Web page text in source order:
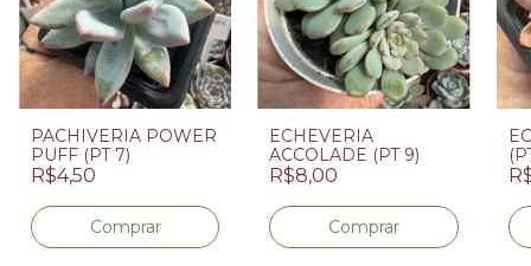
PACHIVERIA POWER
PUFF (PT 7)
R$4,50
ECHEVERIA
ACCOLADE (PT 9)
R$8,00